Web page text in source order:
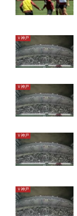
Ｖ神戸
Ｖ神戸
Ｖ神戸
Ｖ神戸